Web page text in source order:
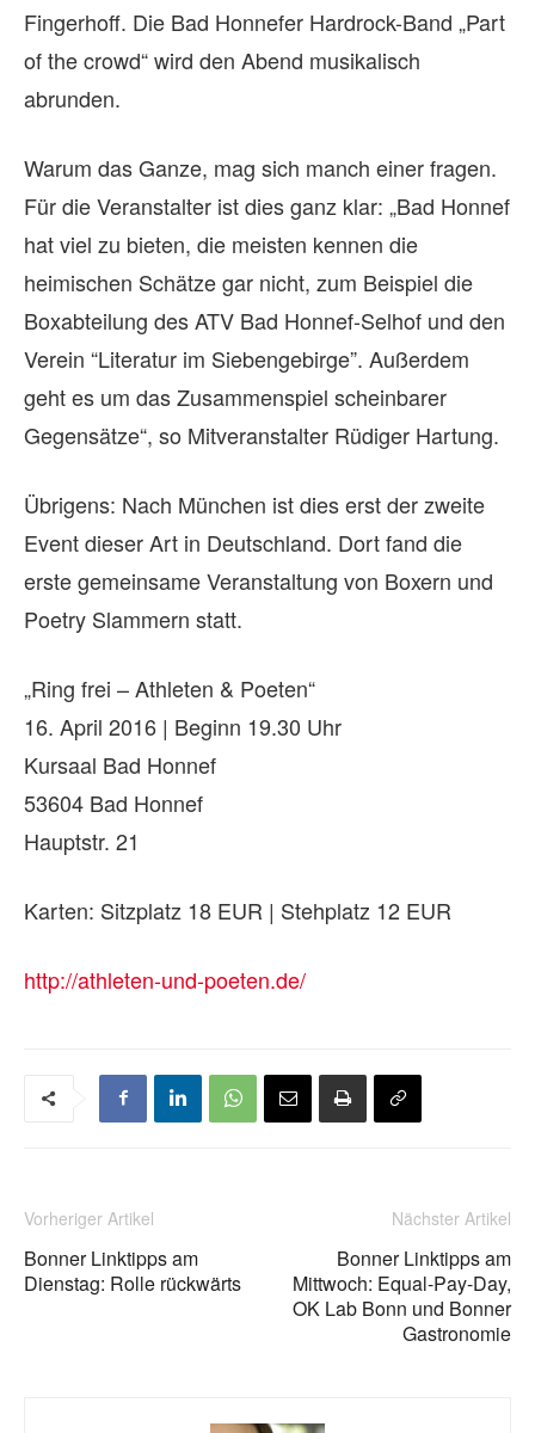
Fingerhoff. Die Bad Honnefer Hardrock-Band „Part
of the crowd“ wird den Abend musikalisch
abrunden.
Warum das Ganze, mag sich manch einer fragen.
Für die Veranstalter ist dies ganz klar: „Bad Honnef
hat viel zu bieten, die meisten kennen die
heimischen Schätze gar nicht, zum Beispiel die
Boxabteilung des ATV Bad Honnef-Selhof und den
Verein “Literatur im Siebengebirge”. Außerdem
geht es um das Zusammenspiel scheinbarer
Gegensätze“, so Mitveranstalter Rüdiger Hartung.
Übrigens: Nach München ist dies erst der zweite
Event dieser Art in Deutschland. Dort fand die
erste gemeinsame Veranstaltung von Boxern und
Poetry Slammern statt.
„Ring frei – Athleten & Poeten“
16. April 2016 | Beginn 19.30 Uhr
Kursaal Bad Honnef
53604 Bad Honnef
Hauptstr. 21
Karten: Sitzplatz 18 EUR | Stehplatz 12 EUR
http://athleten-und-poeten.de/
Vorheriger Artikel
Bonner Linktipps am
Dienstag: Rolle rückwärts
Nächster Artikel
Bonner Linktipps am
Mittwoch: Equal-Pay-Day,
OK Lab Bonn und Bonner
Gastronomie